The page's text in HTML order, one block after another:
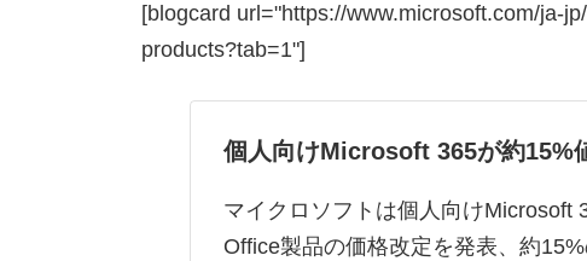
[blogcard url="https://www.microsoft.com/ja-
products?tab=1"]
個人向けMicrosoft 365が約15%
マイクロソフトは個人向けMicrosoft
Office製品の価格改定を発表、約